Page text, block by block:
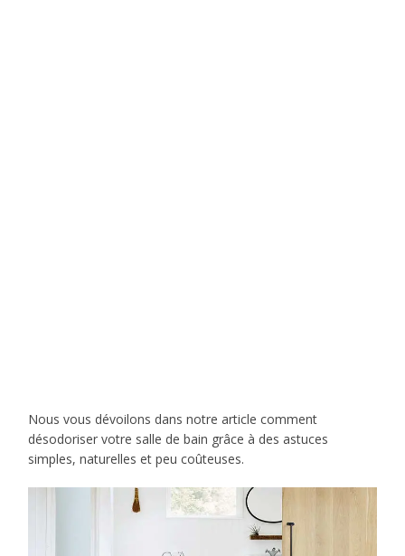
Nous vous dévoilons dans notre article comment
désodoriser votre salle de bain grâce à des astuces
simples, naturelles et peu coûteuses.